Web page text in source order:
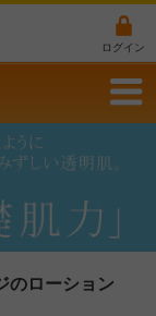
ログイン
のローション